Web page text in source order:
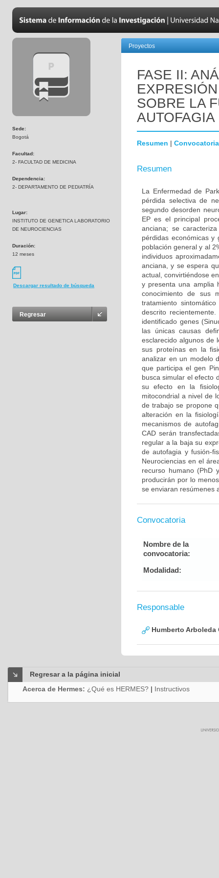
Sede:
Bogotá
Facultad:
2- FACULTAD DE MEDICINA
Dependencia:
2- DEPARTAMENTO DE PEDIATRÍA
Lugar:
INSTITUTO DE GENETICA LABORATORIO
DE NEUROCIENCIAS
Duración:
12 meses
Descargar resultado de búsqueda
Regresar
Proyectos
FASE II:
SOBRE LA
Resumen | Convocatoria
Resumen
La Enfermedad de
pérdida selectiva de
segundo desorden
EP es el principal
anciana; se
pérdidas económicas y
población general y al
individuos
anciana, y se espera
actual, convirtiéndose
y presenta una amplia
conocimiento de sus
tratamiento
descrito
identificado genes
las únicas causas
esclarecido algunos de
sus proteínas en la
analizar en un modelo
que participa el gen
busca simular el efecto
su efecto en la
mitocondrial a nivel de
de trabajo se propone
alteración en la
mecanismos de
CAD serán
regular a la baja su
de autofagia y fusión-
Neurociencias en el
recurso humano (PhD
producirán por lo
se enviaran resúmenes
Convocatoria
Nombre de la
convocatoria:
Modalidad:
Responsable
Humberto Arboleda
Regresar a la página inicial
Acerca de Hermes: ¿Qué es HERMES? | Instructivos